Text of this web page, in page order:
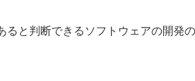
と判断できるソフトウェアの開発